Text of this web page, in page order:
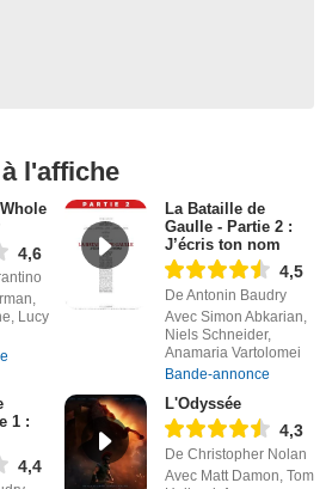
l'affiche
4,6
Lucy
La Bataille de
Gaulle - Partie 2 :
J’écris ton nom
4,5
De Antonin Baudry
Avec Simon Abkarian,
Niels Schneider,
Anamaria Vartolomei
Bande-annonce
1 :
4,4
L'Odyssée
4,3
De Christopher Nolan
Avec Matt Damon, Tom